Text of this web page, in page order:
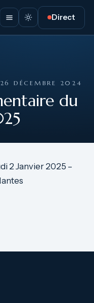
Direct
DÉCEMBRE 2024
du
2 Janvier 2025 –